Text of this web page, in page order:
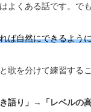
よくある話です。で
ば自然にできるよう
歌を分けて練習するこ
語り」 → 「レベルの